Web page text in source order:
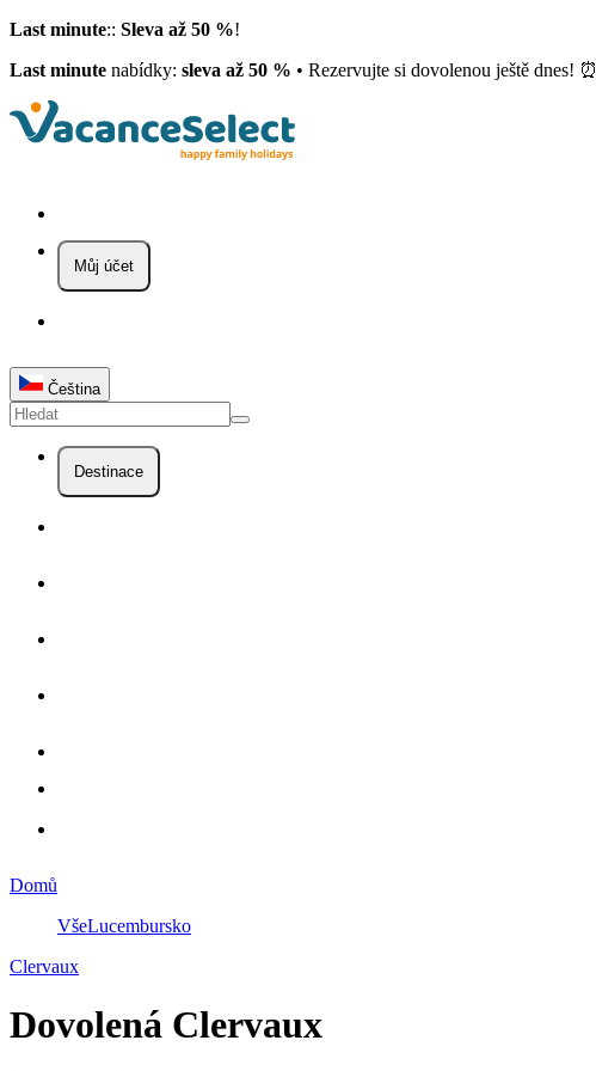
Last minute:: Sleva až 50 %!
Last minute nabídky: sleva až 50 % • Rezervujte si dovolenou ještě dnes! ⏰
Můj účet
Čeština
Destinace
Domů
VšeLucembursko
Clervaux
Dovolená Clervaux